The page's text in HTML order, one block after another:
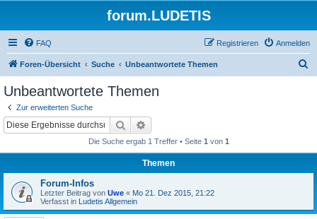
forum.LUDETIS
FAQ Anmelden
Registrieren
Foren-Übersicht Suche Unbeantwortete Themen
Unbeantwortete Themen
Zur erweiterten Suche
Suche
Die Suche ergab 1 Treffer • Seite 1 von 1
Themen
Forum-Infos
Letzter Beitrag von Uwe « Mo 21. Dez 2015, 21:22
Verfasst in Ludetis Allgemein